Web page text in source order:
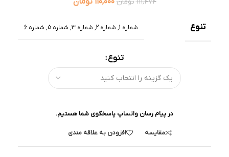
تنوع شماره 1 , شماره 2 , شماره 3 , شماره 5 , شماره 6
تنوع
در پیام رسان واتساپ پاسخگوی شما هستیم.
مقایسه افزودن به علاقه مندی